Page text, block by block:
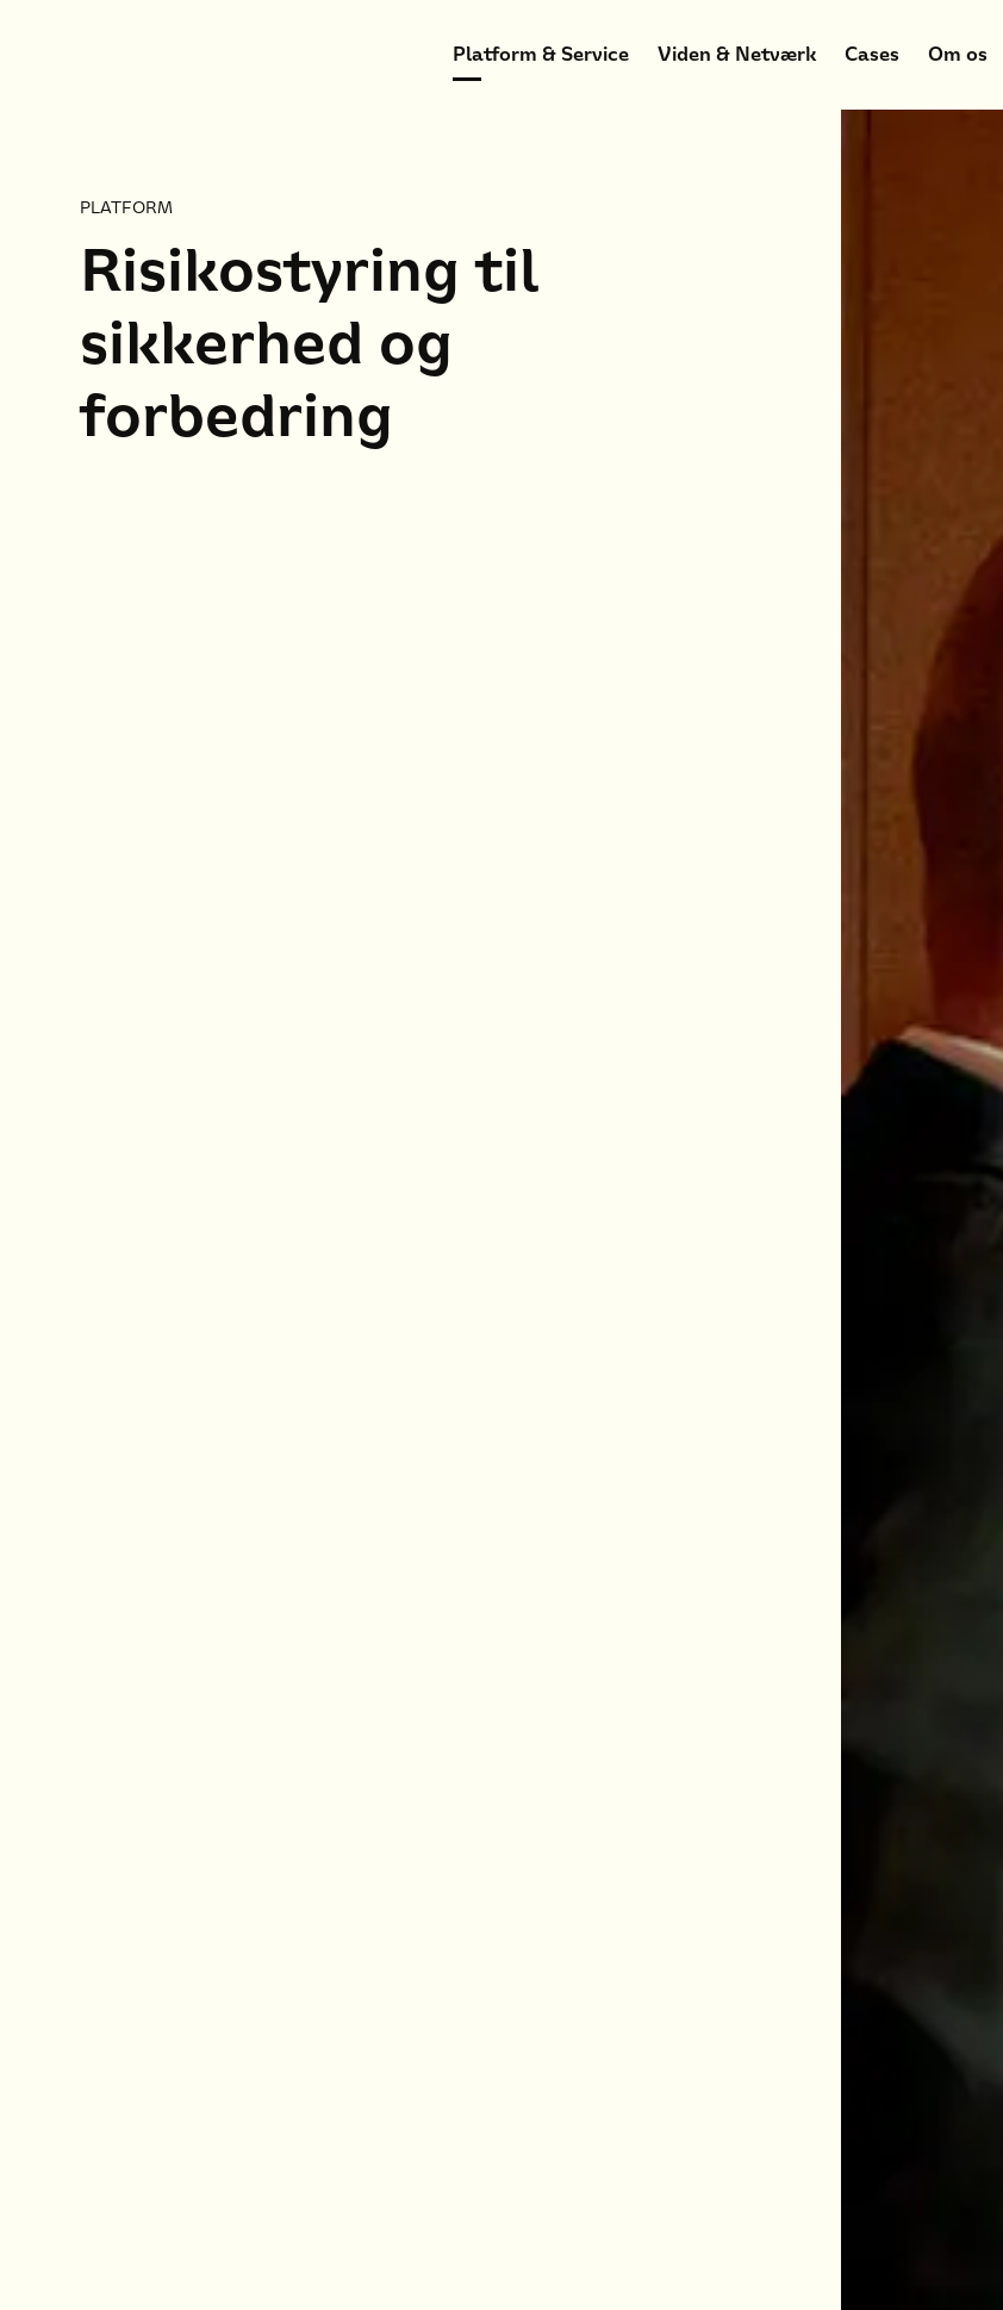
Platform & Service Viden & Netværk Cases Om os
PLATFORM
Risikostyring til
sikkerhed og
forbedring